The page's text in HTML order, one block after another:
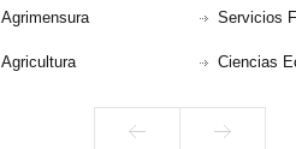
Agrimensura
Agricultura
Servicios
Ciencias